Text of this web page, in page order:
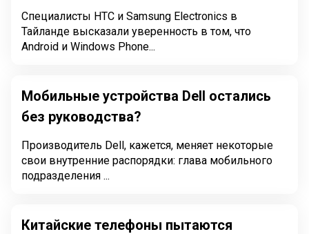
Специалисты HTC и Samsung Electronics в
Тайланде высказали уверенность в том, что
Android и Windows Phone...
Мобильные устройства Dell остались
без руководства?
Производитель Dell, кажется, меняет некоторые
свои внутренние распорядки: глава мобильного
подразделения ...
Китайские телефоны пытаются